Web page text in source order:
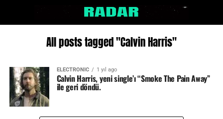
All posts tagged "Calvin Harris"
ELECTRONIC 1 yıl ago
Calvin Harris, yeni single’ı “Smoke The Pain Away”
ile geri döndü.